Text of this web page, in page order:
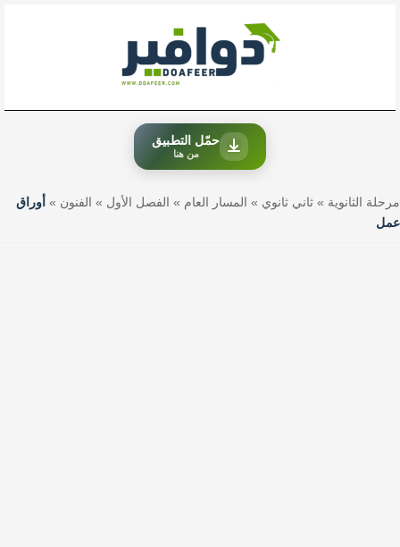
حمّل التطبيق
من هنا
مرحلة الثانوية » ثاني ثانوي » المسار العام » الفصل الأول » الفنون » أوراق
عمل